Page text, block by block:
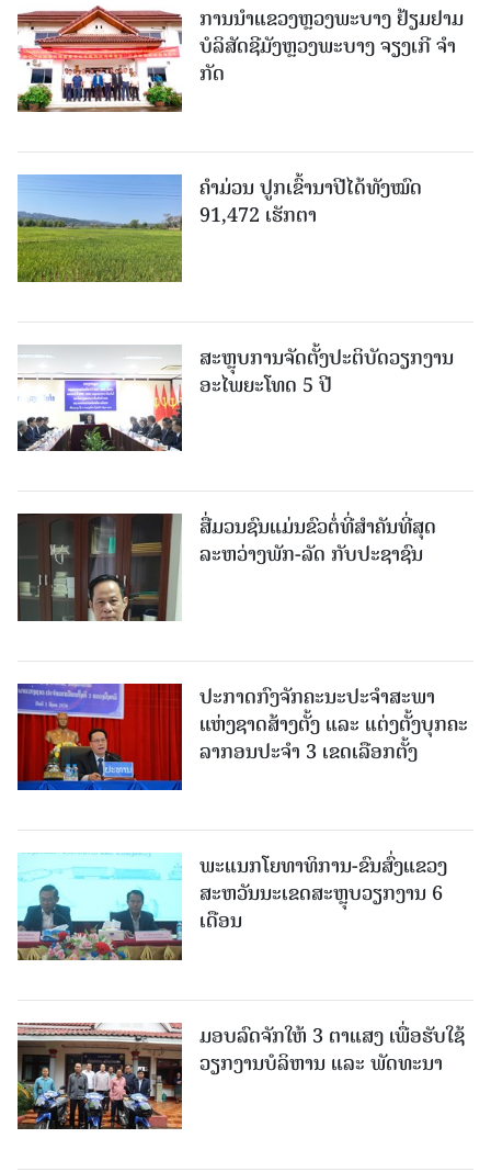
ການນຳແຂວງຫຼວງພະບາງ ຢ້ຽມ​ຢາມ
ບໍ​ລິ​ສັດຊີມັງຫຼວງພະບາງ ຈຽງເກີ ຈໍາ
ກັດ
ຄໍາມ່ວນ ປູກເຂົ້ານາປີໄດ້ທັງໝົດ
91,472 ເຮັກຕາ
ສະຫຼຸບການຈັດຕັ້ງປະຕິບັດວຽກງານ
ອະໄພຍະໂທດ 5 ປີ
ສື່ມວນຊົນແມ່ນຂົວຕໍ່ທີ່ສໍາຄັນທີ່ສຸດ
ລະຫວ່າງພັກ-ລັດ ກັບປະຊາຊົນ
ປະກາດກົງຈັກຄະນະປະຈໍາສະພາ
ແຫ່ງຊາດສ້າງຕັ້ງ ແລະ ແຕ່ງຕັ້ງບຸກຄະ
ລາກອນປະຈໍາ 3 ເຂດເລືອກຕັ້ງ
ພະແນກໂຍທາທິການ-ຂົນສົ່ງແຂວງ
ສະຫວັນນະເຂດສະຫຼຸບວຽກງານ 6
ເດືອນ
ມອບລົດຈັກໃຫ້ 3 ຕາແສງ ເພື່ອຮັບໃຊ້
ວຽກງານບໍລິຫານ ແລະ ພັດທະນາ